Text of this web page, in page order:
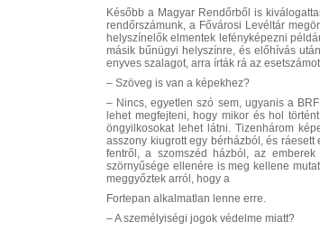
Később a Magyar Rendőrből is
rendőrszámunk, a Fővárosi Levéltár
helyszínelők elmentek lefényképezni
másik bűnügyi helyszínre, és előhívás
enyves szalagot, arra írták rá az
– Szöveg is van a képekhez?
– Nincs, egyetlen szó sem, ugyanis a
lehet megfejteni, hogy mikor és hol
öngyilkosokat lehet látni. Tizenhárom
asszony kiugrott egy bérházból, és
fentről, a szomszéd házból, az
szörnyűsége ellenére is meg kellene
meggyőztek arról, hogy a
Fortepan alkalmatlan lenne erre.
– A személyiségi jogok védelme miatt?